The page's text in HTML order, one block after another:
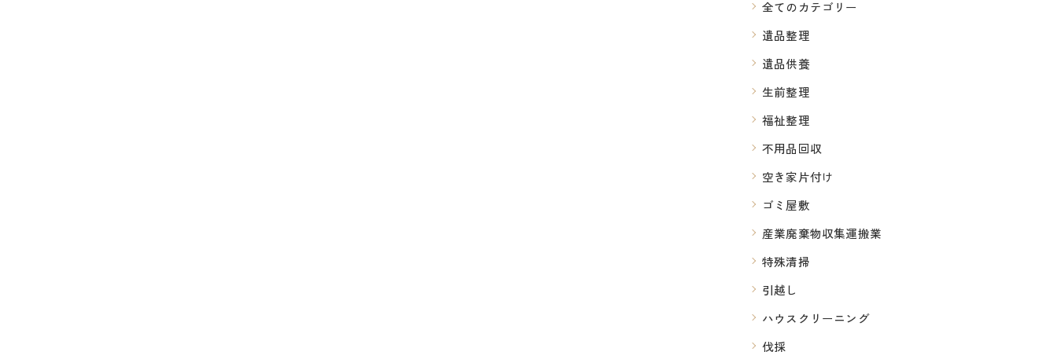
全てのカテゴリー
遺品整理
遺品供養
生前整理
福祉整理
不用品回収
空き家片付け
ゴミ屋敷
産業廃棄物収集運搬業
特殊清掃
引越し
ハウスクリーニング
伐採